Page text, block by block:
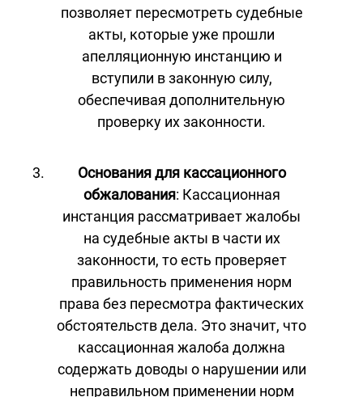
позволяет пересмотреть судебные
акты, которые уже прошли
апелляционную инстанцию и
вступили в законную силу,
обеспечивая дополнительную
проверку их законности.
Основания для кассационного
обжалования: Кассационная
инстанция рассматривает жалобы
на судебные акты в части их
законности, то есть проверяет
правильность применения норм
права без пересмотра фактических
обстоятельств дела. Это значит, что
кассационная жалоба должна
содержать доводы о нарушении или
неправильном применении норм